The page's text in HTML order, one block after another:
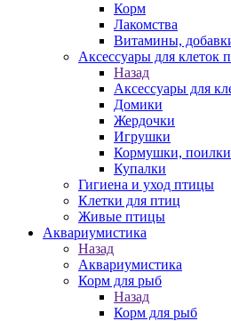
Корм
Лакомства
Витамины,
Аксессуары для клеток
Назад
Аксессуары для
Домики
Жердочки
Игрушки
Кормушки, поилки
Купалки
Гигиена и уход птицы
Клетки для птиц
Живые птицы
Аквариумистика
Назад
Аквариумистика
Корм для рыб
Назад
Корм для рыб